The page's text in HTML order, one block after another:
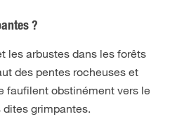
?
les arbustes dans les forêts
des pentes rocheuses et
faufilent obstinément vers le
grimpantes.